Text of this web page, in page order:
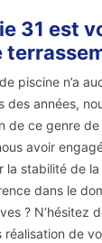
31 est
piscine n’a
des années,
de ce genre
avoir
la stabilité de
dans le
? N’hésitez
réalisation de